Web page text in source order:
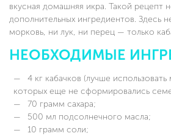
вкусная домашняя икра. Такой рецепт
дополнительных ингредиентов. Здесь
морковь, ни лук, ни перец — только
НЕОБХОДИМЫЕ
4 кг кабачков (лучше
которых еще не сформировались
70 грамм сахара;
500 мл подсолнечного масла;
10 грамм соли;